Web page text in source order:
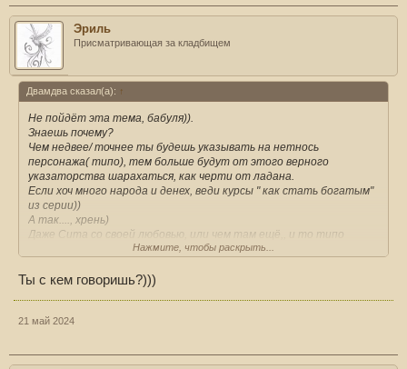
Эриль
Присматривающая за кладбищем
Двамдва сказал(а): ↑
Не пойдёт эта тема, бабуля)).
Знаешь почему?
Чем недвее/ точнее ты будешь указывать на нетнось
персонажа( типо), тем больше будут от этого верного
указаторства шарахаться, как черти от ладана.
Если хоч много народа и денех, веди курсы " как стать богатым"
из серии))
А так...., хрень)
Даже Сита со своей любовью, или чем там ещё,, и то типо
На верху горы НЕДВАоуначала - никого нет,, даже тебя.
Нажмите, чтобы раскрыть...
Ты с кем говоришь?)))
21 май 2024